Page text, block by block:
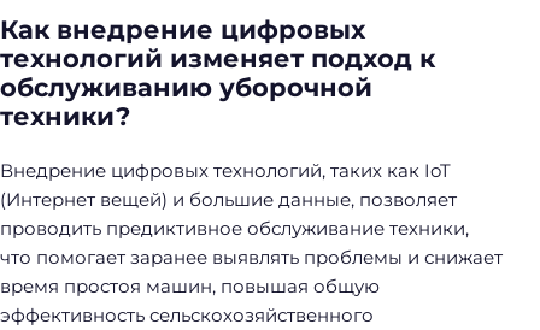
Как внедрение цифровых
технологий изменяет подход к
обслуживанию уборочной
техники?
Внедрение цифровых технологий, таких как IoT
(Интернет вещей) и большие данные, позволяет
проводить предиктивное обслуживание техники,
что помогает заранее выявлять проблемы и снижает
время простоя машин, повышая общую
эффективность сельскохозяйственного